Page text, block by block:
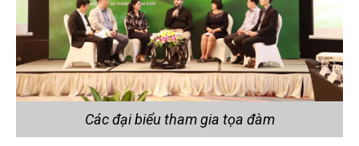
Các đại biểu tham gia tọa đàm